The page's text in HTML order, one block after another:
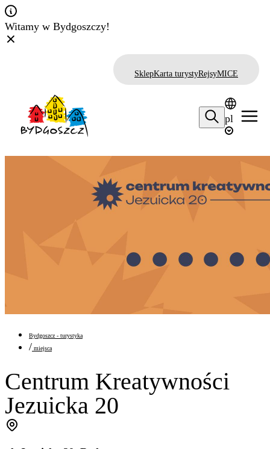
Witamy w Bydgoszczy!
SklepKarta turystyRejsyMICE
pl
Bydgoszcz - turystyka
/ miejsca
Centrum Kreatywności
Jezuicka 20